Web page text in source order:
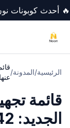
🔥 أحدث كوبونات نون
الرئيسية/المدونة/
عنها
قائمة
الجديد: 42 غرضاً لا غنى عنها